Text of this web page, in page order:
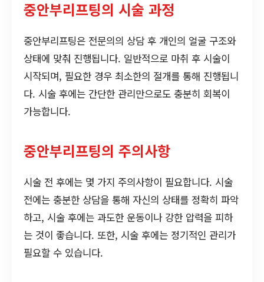
중안부리프팅의 시술 과정
중안부리프팅은 전문의의 상담 후 개인의 얼굴 구조와
상태에 맞춰 진행됩니다. 일반적으로 마취 후 시술이
시작되며, 필요한 경우 최소한의 절개를 통해 진행됩니
다. 시술 후에는 간단한 관리만으로도 충분히 회복이
가능합니다.
중안부리프팅의 주의사항
시술 전 후에는 몇 가지 주의사항이 필요합니다. 시술
전에는 충분한 상담을 통해 자신의 상태를 정확히 파악
하고, 시술 후에는 과도한 운동이나 강한 압력을 피하
는 것이 좋습니다. 또한, 시술 후에는 정기적인 관리가
필요할 수 있습니다.